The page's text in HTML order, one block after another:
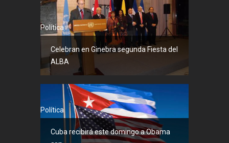
Política
Celebran en Ginebra segunda Fiesta del
ALBA
Política
Cuba recibirá este domingo a Obama